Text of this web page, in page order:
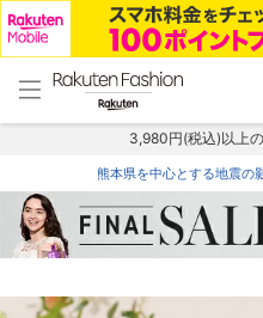
menu home
トップ
3,980円(税込)以上
熊本県を中心とする地震の